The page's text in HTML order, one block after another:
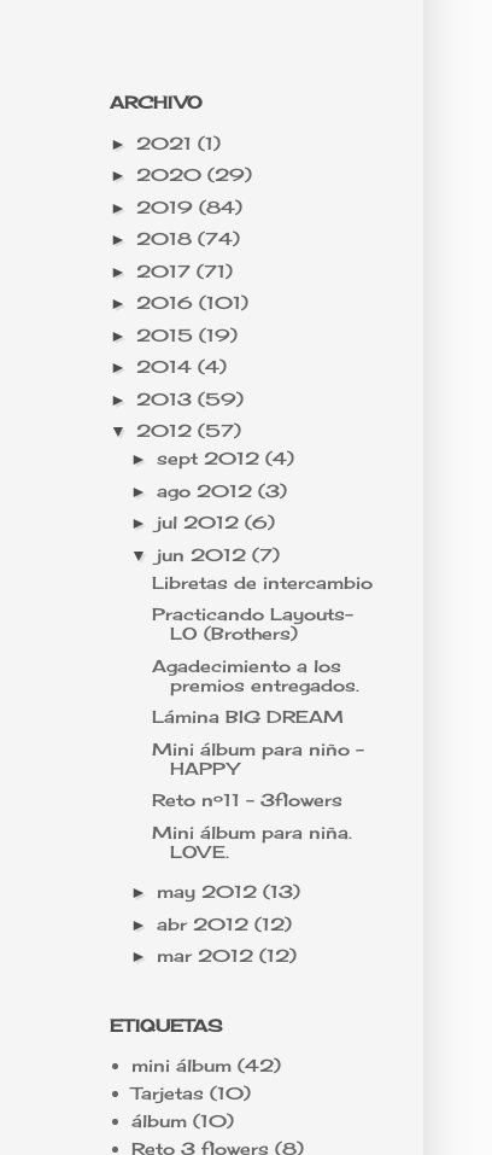
ARCHIVO
► 2021 (1)
► 2020 (29)
► 2019 (84)
► 2018 (74)
► 2017 (71)
► 2016 (101)
► 2015 (19)
► 2014 (4)
► 2013 (59)
▼ 2012 (57)
► sept 2012 (4)
► ago 2012 (3)
► jul 2012 (6)
▼ jun 2012 (7)
Libretas de intercambio
Practicando Layouts-
LO (Brothers)
Agadecimiento a los
premios entregados.
Lámina BIG DREAM
Mini álbum para niño -
HAPPY
Reto nº11 - 3flowers
Mini álbum para niña.
LOVE.
► may 2012 (13)
► abr 2012 (12)
► mar 2012 (12)
ETIQUETAS
mini álbum (42)
Tarjetas (10)
álbum (10)
Reto 3 flowers (8)